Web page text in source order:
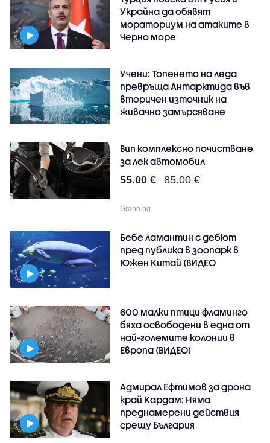
Украйна да обявят
мораториум на атаките в
Черно море
Учени: Топенето на леда
превръща Антарктида във
вторичен източник на
живачно замърсяване
Вип комплексно почистване
за лек автомобил
55.00 € 85.00 €
Grabo.bg
Бебе ламантин с дебют
пред публика в зоопарк в
Южен Китай (ВИДЕО
600 малки птици фламинго
бяха освободени в една от
най-големите колонии в
Европа (ВИДЕО)
Адмирал Ефтимов за дрона
край Кардам: Няма
преднамерени действия
срещу България